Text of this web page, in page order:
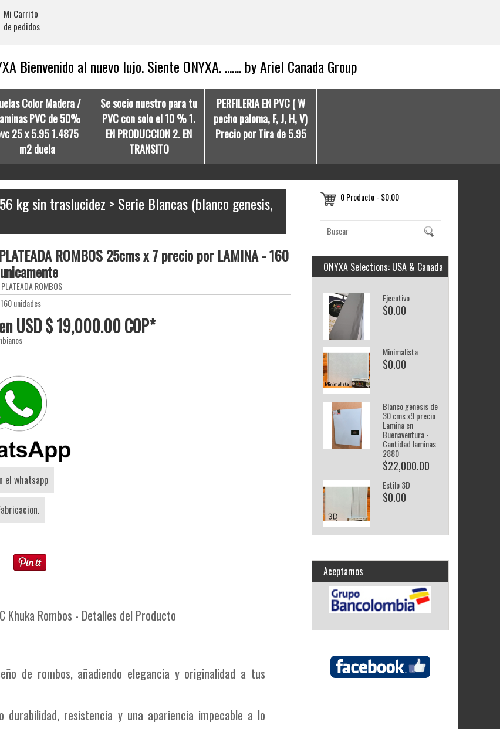
Mi Carrito
de pedidos
Bienvenido al nuevo lujo. Siente ONYXA. ....... by Ariel Canada Group
Color Madera /
PVC de 50%
25 x 5.95 1.4875
m2 duela
Se socio nuestro para tu
PVC con solo el 10 % 1.
EN PRODUCCION 2. EN
TRANSITO
PERFILERIA EN PVC ( W
pecho paloma, F, J, H, V)
Precio por Tira de 5.95
0 Producto - $0.00
ONYXA Selections: USA & Canada
Ejecutivo
$0.00
Minimalista
$0.00
Blanco genesis de
30 cms x9 precio
Lamina en
Buenaventura -
Cantidad laminas
2880
$22,000.00
Estilo 3D
$0.00
Aceptamos
kg sin traslucidez > Serie Blancas (blanco genesis,
ROMBOS 25cms x 7 precio por LAMINA - 160
ROMBOS
unidades
USD $ 19,000.00 COP*
el whatsapp
Khuka Rombos - Detalles del Producto
de rombos, añadiendo elegancia y originalidad a tus
durabilidad, resistencia y una apariencia impecable a lo